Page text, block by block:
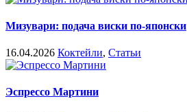
Мизувари: подача виски по-японски
16.04.2026 Коктейли, Статьи
Эспрессо Мартини